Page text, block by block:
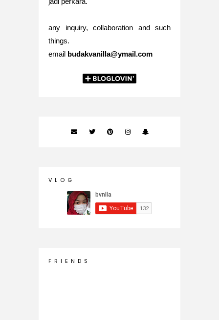
any inquiry, collaboration and such
things.
email budakvanilla@ymail.com
V L O G
F R I E N D S